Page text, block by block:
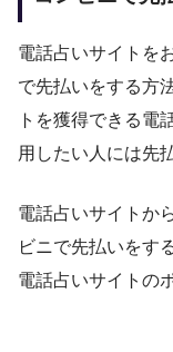
電話占いサイトを
で先払いをする方
トを獲得できる電
用したい人には先
電話占いサイトか
ビニで先払いをす
電話占いサイトの